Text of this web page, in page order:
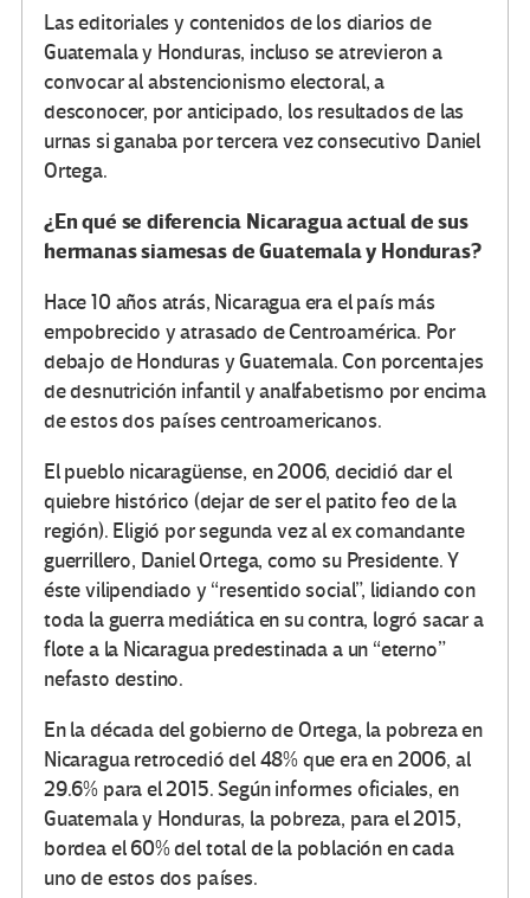
Las editoriales y contenidos de los diarios de
Guatemala y Honduras, incluso se atrevieron a
convocar al abstencionismo electoral, a
desconocer, por anticipado, los resultados de las
urnas si ganaba por tercera vez consecutivo Daniel
Ortega.
¿En qué se diferencia Nicaragua actual de sus
hermanas siamesas de Guatemala y Honduras?
Hace 10 años atrás, Nicaragua era el país más
empobrecido y atrasado de Centroamérica. Por
debajo de Honduras y Guatemala. Con porcentajes
de desnutrición infantil y analfabetismo por encima
de estos dos países centroamericanos.
El pueblo nicaragüense, en 2006, decidió dar el
quiebre histórico (dejar de ser el patito feo de la
región). Eligió por segunda vez al ex comandante
guerrillero, Daniel Ortega, como su Presidente. Y
éste vilipendiado y “resentido social”, lidiando con
toda la guerra mediática en su contra, logró sacar a
flote a la Nicaragua predestinada a un “eterno”
nefasto destino.
En la década del gobierno de Ortega, la pobreza en
Nicaragua retrocedió del 48% que era en 2006, al
29.6% para el 2015. Según informes oficiales, en
Guatemala y Honduras, la pobreza, para el 2015,
bordea el 60% del total de la población en cada
uno de estos dos países.